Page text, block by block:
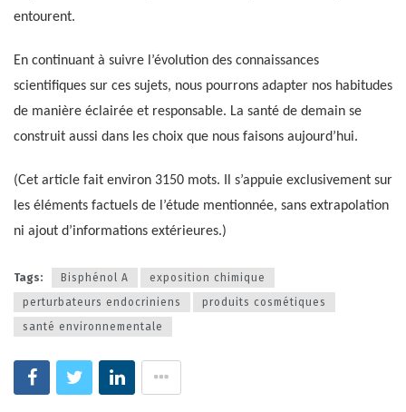
entourent.
En continuant à suivre l’évolution des connaissances
scientifiques sur ces sujets, nous pourrons adapter nos habitudes
de manière éclairée et responsable. La santé de demain se
construit aussi dans les choix que nous faisons aujourd’hui.
(Cet article fait environ 3150 mots. Il s’appuie exclusivement sur
les éléments factuels de l’étude mentionnée, sans extrapolation
ni ajout d’informations extérieures.)
Tags: Bisphénol A
exposition chimique
perturbateurs endocriniens
produits cosmétiques
santé environnementale